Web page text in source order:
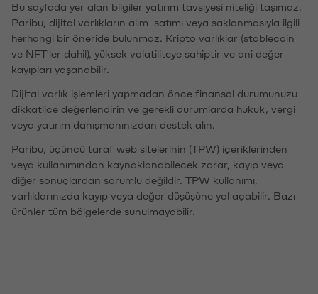
Bu sayfada yer alan bilgiler yatırım tavsiyesi niteliği taşımaz.
Paribu, dijital varlıkların alım-satımı veya saklanmasıyla ilgili
herhangi bir öneride bulunmaz. Kripto varlıklar (stablecoin
ve NFT'ler dahil), yüksek volatiliteye sahiptir ve ani değer
kayıpları yaşanabilir.
Dijital varlık işlemleri yapmadan önce finansal durumunuzu
dikkatlice değerlendirin ve gerekli durumlarda hukuk, vergi
veya yatırım danışmanınızdan destek alın.
Paribu, üçüncü taraf web sitelerinin (TPW) içeriklerinden
veya kullanımından kaynaklanabilecek zarar, kayıp veya
diğer sonuçlardan sorumlu değildir. TPW kullanımı,
varlıklarınızda kayıp veya değer düşüşüne yol açabilir. Bazı
ürünler tüm bölgelerde sunulmayabilir.